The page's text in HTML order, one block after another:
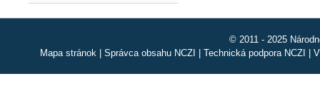
© 2011 - 2025
Mapa stránok| Správca obsahu NCZI Technická podpora NCZI